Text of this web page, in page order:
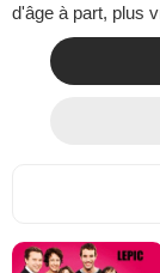
d'âge à part, plus